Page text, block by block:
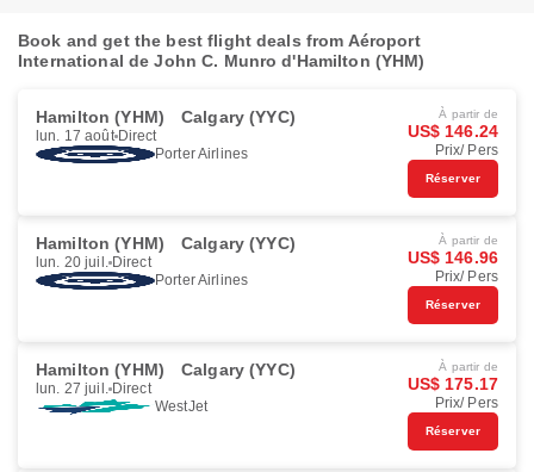
Book and get the best flight deals from Aéroport
International de John C. Munro d'Hamilton (YHM)
Hamilton (YHM) Calgary (YYC)
lun. 17 août Direct
Porter Airlines
À partir de
US$ 146.24
Prix/ Pers
Réserver
Hamilton (YHM) Calgary (YYC)
lun. 20 juil. Direct
Porter Airlines
À partir de
US$ 146.96
Prix/ Pers
Réserver
Hamilton (YHM) Calgary (YYC)
lun. 27 juil. Direct
WestJet
À partir de
US$ 175.17
Prix/ Pers
Réserver